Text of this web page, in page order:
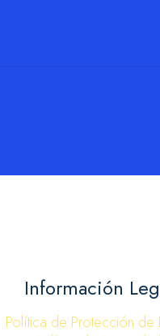
Información
Política de Protección de